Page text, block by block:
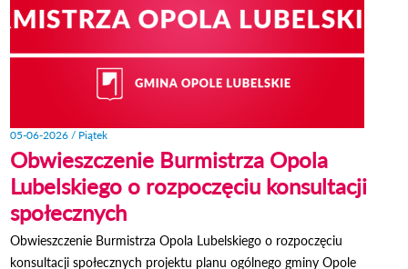
05-06-2026 / Piątek
Obwieszczenie Burmistrza Opola
Lubelskiego o rozpoczęciu konsultacji
społecznych
Obwieszczenie Burmistrza Opola Lubelskiego o rozpoczęciu
konsultacji społecznych projektu planu ogólnego gminy Opole